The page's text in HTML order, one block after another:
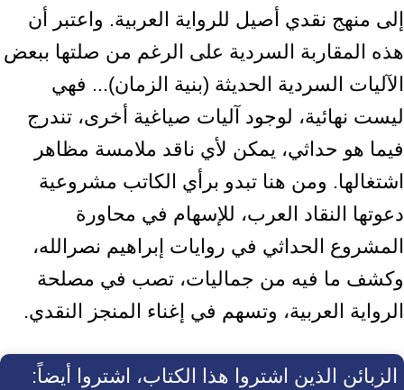
إلى منهج نقدي أصيل للرواية العربية. واعتبر أن
هذه المقاربة السردية على الرغم من صلتها ببعض
الآليات السردية الحديثة (بنية الزمان)... فهي
ليست نهائية، لوجود آليات صياغية أخرى، تندرج
فيما هو حداثي، يمكن لأي ناقد ملامسة مظاهر
اشتغالها. ومن هنا تبدو برأي الكاتب مشروعية
دعوتها النقاد العرب، للإسهام في محاورة
المشروع الحداثي في روايات إبراهيم نصرالله،
وكشف ما فيه من جماليات، تصب في مصلحة
الرواية العربية، وتسهم في إغناء المنجز النقدي.
الزبائن الذين اشتروا هذا الكتاب، اشتروا أيضاً: